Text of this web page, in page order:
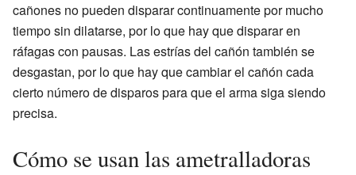
cañones no pueden disparar continuamente por mucho
tiempo sin dilatarse, por lo que hay que disparar en
ráfagas con pausas. Las estrías del cañón también se
desgastan, por lo que hay que cambiar el cañón cada
cierto número de disparos para que el arma siga siendo
precisa.
Cómo se usan las ametralladoras